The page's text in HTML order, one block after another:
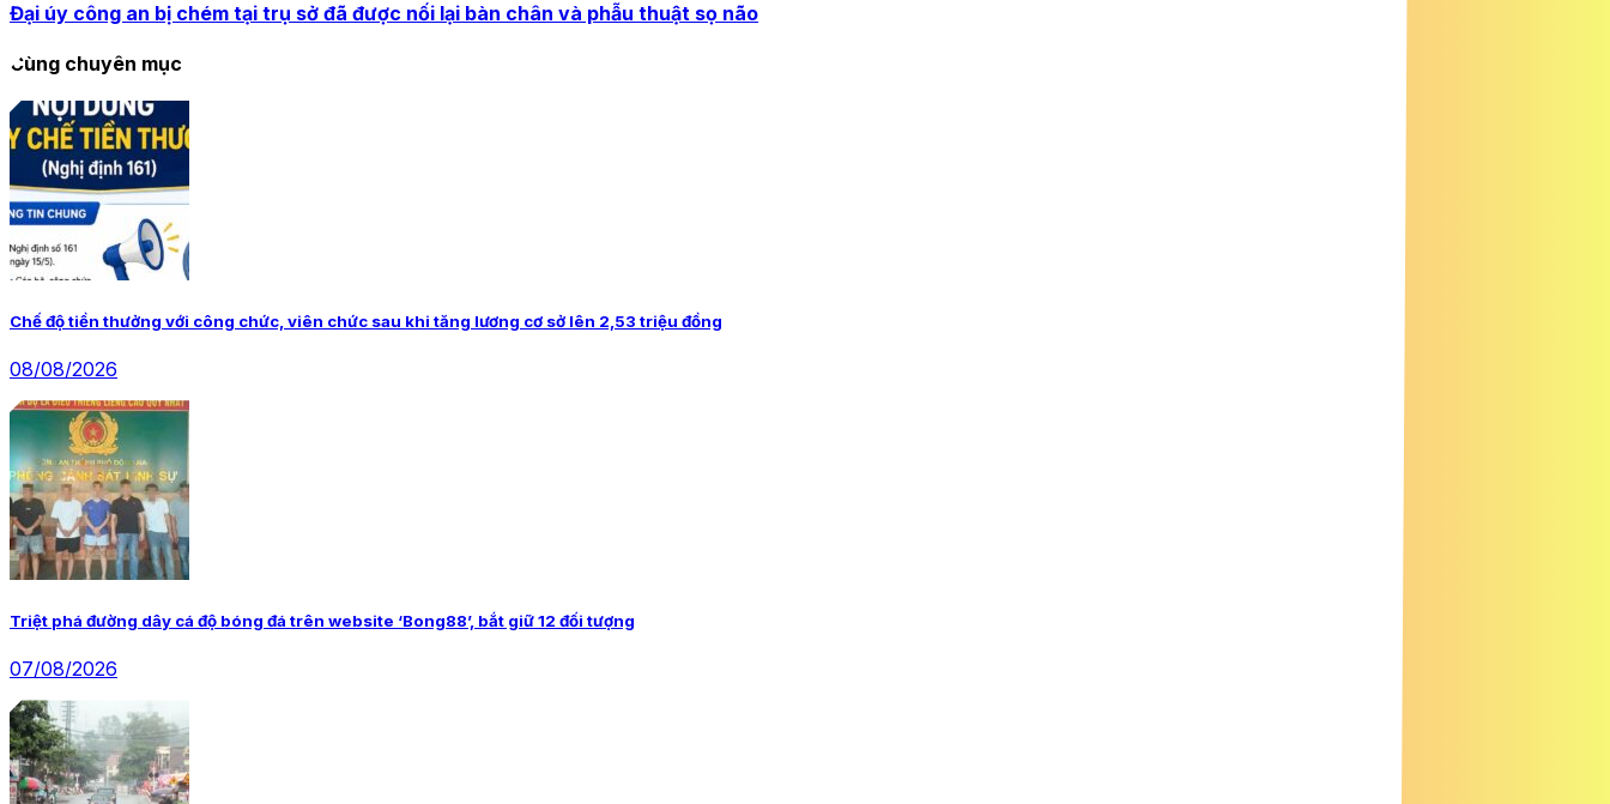
Đại úy công an bị chém tại trụ sở đã được nối lại bàn chân và phẫu thuật sọ não
Cùng chuyên mục
Chế độ tiền thưởng với công chức, viên chức sau khi tăng lương cơ sở lên 2,53 triệu đồng
08/08/2026
Triệt phá đường dây cá độ bóng đá trên website ‘Bong88’, bắt giữ 12 đối tượng
07/08/2026